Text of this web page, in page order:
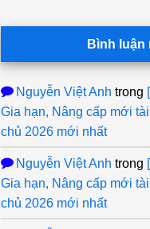
Bình luận
Nguyễn Việt Anh trong
Gia hạn, Nâng cấp mới
chủ 2026 mới nhất
Nguyễn Việt Anh trong
Gia hạn, Nâng cấp mới
chủ 2026 mới nhất